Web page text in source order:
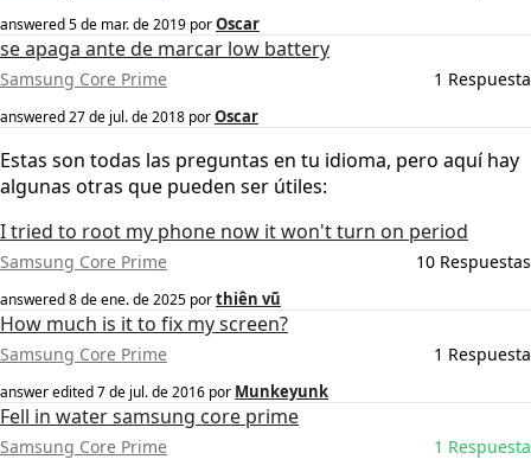
answered5 de mar. de 2019 porOscar
se apaga ante de marcar low battery
Samsung Core Prime 1 Respuesta
answered27 de jul. de 2018 porOscar
Estas son todas las preguntas en tu idioma, pero aquí hay
algunas otras que pueden ser útiles:
I tried to root my phone now it won't turn on period
Samsung Core Prime 10 Respuestas
answered8 de ene. de 2025 porthiên vũ
How much is it to fix my screen?
Samsung Core Prime 1 Respuesta
answer edited7 de jul. de 2016 por Munkeyunk
Fell in water samsung core prime
Samsung Core Prime 1 Respuesta